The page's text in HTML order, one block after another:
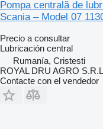
Pompa centrală de
Scania – Model 07
Precio a consultar
Lubricación central
Rumanía, Cristesti
ROYAL DRU AGRO
Contacte con el vendedor